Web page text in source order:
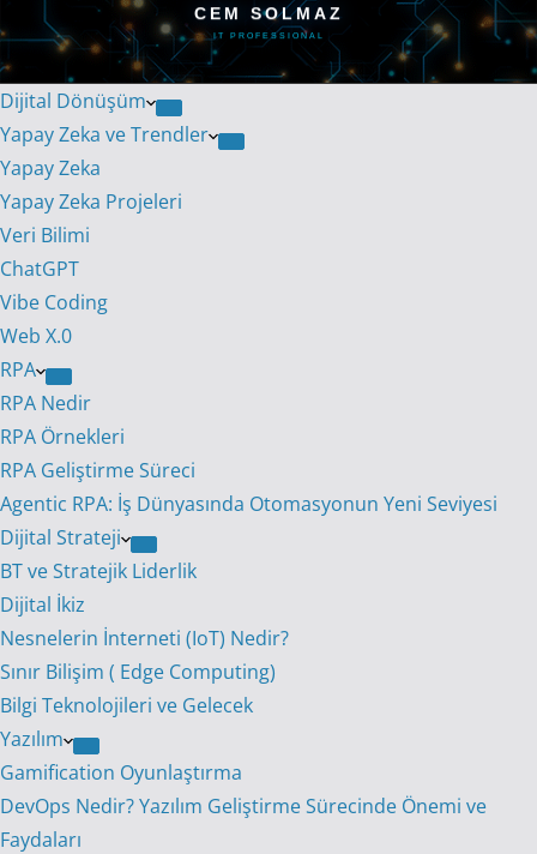
CEM SOLMAZ
IT PROFESSIONAL
Dijital Dönüşüm
Yapay Zeka ve Trendler
Yapay Zeka
Yapay Zeka Projeleri
Veri Bilimi
ChatGPT
Vibe Coding
Web X.0
RPA
RPA Nedir
RPA Örnekleri
RPA Geliştirme Süreci
Agentic RPA: İş Dünyasında Otomasyonun Yeni Seviyesi
Dijital Strateji
BT ve Stratejik Liderlik
Dijital İkiz
Nesnelerin İnterneti (IoT) Nedir?
Sınır Bilişim ( Edge Computing)
Bilgi Teknolojileri ve Gelecek
Yazılım
Gamification Oyunlaştırma
DevOps Nedir? Yazılım Geliştirme Sürecinde Önemi ve
Faydaları